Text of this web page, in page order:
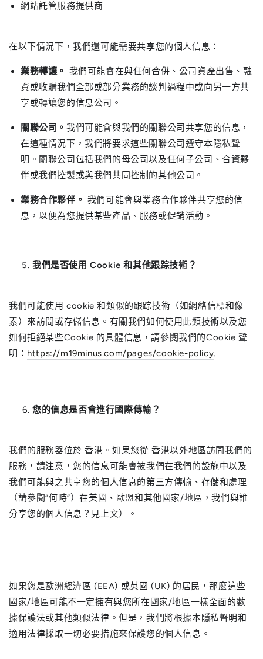
網站託管服務提供商
在以下情況下，我們還可能需要共享您的個人信息：
業務轉讓。 我們可能會在與任何合併、公司資產出售、融
資或收購我們全部或部分業務的談判過程中或向另一方共
享或轉讓您的信息公司。
關聯公司。 我們可能會與我們的關聯公司共享您的信息，
在這種情況下，我們將要求這些關聯公司遵守本隱私聲
明。關聯公司包括我們的母公司以及任何子公司、合資夥
伴或我們控製或與我們共同控制的其他公司。
業務合作夥伴。 我們可能會與業務合作夥伴共享您的信
息，以便為您提供某些產品、服務或促銷活動。
我們是否使用 Cookie 和其他跟踪技術？
我們可能使用 cookie 和類似的跟踪技術（如網絡信標和像
素）來訪問或存儲信息。有關我們如何使用此類技術以及您
如何拒絕某些Cookie 的具體信息，請參閱我們的Cookie 聲
明： https://m19minus.com/pages/cookie-policy.
您的信息是否會進行國際傳輸？
我們的服務器位於 香港。如果您從 香港以外地區訪問我們的
服務，請注意，您的信息可能會被我們在我們的設施中以及
我們可能與之共享您的個人信息的第三方傳輸、存儲和處理
（請參閱“何時”）在美國、歐盟和其他國家/地區，我們與誰
分享您的個人信息？見上文）。
如果您是歐洲經濟區 (EEA) 或英國 (UK) 的居民，那麼這些
國家/地區可能不一定擁有與您所在國家/地區一樣全面的數
據保護法或其他類似法律。但是，我們將根據本隱私聲明和
適用法律採取一切必要措施來保護您的個人信息。